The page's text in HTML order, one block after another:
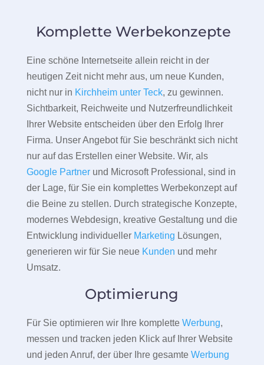
Komplette Werbekonzepte
Eine schöne Internetseite allein reicht in der
heutigen Zeit nicht mehr aus, um neue Kunden,
nicht nur in Kirchheim unter Teck, zu gewinnen.
Sichtbarkeit, Reichweite und Nutzerfreundlichkeit
Ihrer Website entscheiden über den Erfolg Ihrer
Firma. Unser Angebot für Sie beschränkt sich nicht
nur auf das Erstellen einer Website. Wir, als
Google Partnerund Microsoft Professional, sind in
der Lage, für Sie ein komplettes Werbekonzept auf
die Beine zu stellen. Durch strategische Konzepte,
modernes Webdesign, kreative Gestaltung und die
Entwicklung individueller Marketing Lösungen,
generieren wir für Sie neue Kunden und mehr
Umsatz.
Optimierung
Für Sie optimieren wir Ihre komplette Werbung,
messen und tracken jeden Klick auf Ihrer Website
und jeden Anruf, der über Ihre gesamte Werbung